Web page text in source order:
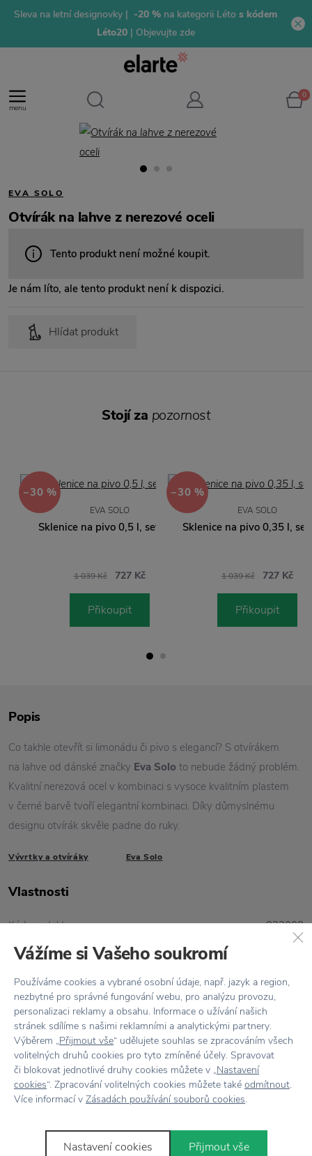
Sleva na letní designovky | -20 % na kategorii Léto s kódem
Léto20 | Objevujte zde
menu
0
EVA SOLO
Otvírák na lahve z nerezové oceli
Tento produkt není možné koupit.
Je nám líto, ale tento produkt není k dispozici.
Hlídat produkt
Vše skladem,odesíláme ihned
Popis
Co takhle otevřít si limonádu či pivo s elegancí? S otvírákem
na lahve od dánské značky Eva Solo to nebude žádný problém.
Kvalitní nerezová ocel v kombinaci s vysoce kvalitním plastem
v černé barvě tvoří elegantní kombinaci. Díky důmyslnému
designu otvírák skvěle padne do ruky.
Vývrtky a otvíráky Eva Solo
Vlastnosti
Kód produktu 822008
Barva
Designér Tools Design
Materiál Nerezová ocel / Plast / Guma
Péče Lze mýt v myčce
Rozměr 10,5 x 7,5 x 3,5 cm
Stojí za pozornost
−30 %
EVA SOLO
Sklenice na pivo 0,5 l, set 2 ks
1 039 Kč 727 Kč
Přikoupit
−30 %
EVA SOLO
Sklenice na pivo 0,35 l, set
1 039 Kč 727 Kč
Přikoupit
Vážíme si Vašeho soukromí
Používáme cookies a vybrané osobní údaje, např. jazyk a region,
nezbytné pro správné fungování webu, pro analýzu provozu,
personalizaci reklamy a obsahu. Informace o užívání našich
stránek sdílíme s našimi reklamními a analytickými partnery.
Výběrem „Přijmout vše“ udělujete souhlas se zpracováním všech
volitelných druhů cookies pro tyto zmíněné účely. Spravovat
či blokovat jednotlivé druhy cookies můžete v „Nastavení
cookies“. Zpracování volitelných cookies můžete také odmítnout.
Více informací v Zásadách používání souborů cookies.
Nastavení cookies Přijmout vše